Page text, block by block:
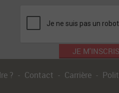
? Contact Carrière